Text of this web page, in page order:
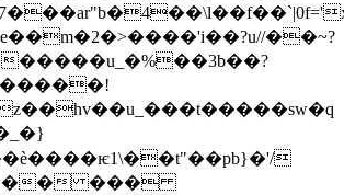
��~?
�����u_�%��3b��?

� ���